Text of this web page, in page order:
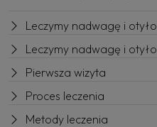
Leczymy nadwagę i
Leczymy nadwagę i
Pierwsza wizyta
Proces leczenia
Metody leczenia